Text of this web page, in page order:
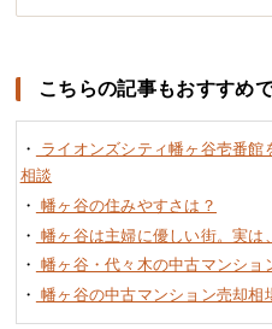
こちらの記事もおすすめ
・
ライオンズシティ幡ヶ谷壱番
相談
・ 幡ヶ谷の住みやすさは？
・ 幡ヶ谷は主婦に優しい街。実は
・ 幡ヶ谷・代々木の中古マンショ
・ 幡ヶ谷の中古マンション売却相